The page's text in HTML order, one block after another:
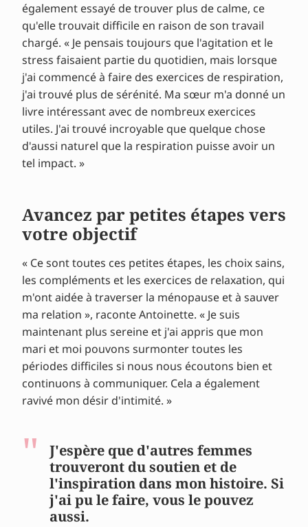
également essayé de trouver plus de calme, ce
qu'elle trouvait difficile en raison de son travail
chargé. « Je pensais toujours que l'agitation et le
stress faisaient partie du quotidien, mais lorsque
j'ai commencé à faire des exercices de respiration,
j'ai trouvé plus de sérénité. Ma sœur m'a donné un
livre intéressant avec de nombreux exercices
utiles. J'ai trouvé incroyable que quelque chose
d'aussi naturel que la respiration puisse avoir un
tel impact. »
Avancez par petites étapes vers
votre objectif
« Ce sont toutes ces petites étapes, les choix sains,
les compléments et les exercices de relaxation, qui
m'ont aidée à traverser la ménopause et à sauver
ma relation », raconte Antoinette. « Je suis
maintenant plus sereine et j'ai appris que mon
mari et moi pouvons surmonter toutes les
périodes difficiles si nous nous écoutons bien et
continuons à communiquer. Cela a également
ravivé mon désir d'intimité. »
J'espère que d'autres femmes
trouveront du soutien et de
l'inspiration dans mon histoire. Si
j'ai pu le faire, vous le pouvez
aussi.